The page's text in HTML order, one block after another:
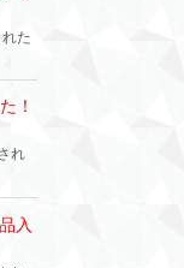
た
！
れ
入